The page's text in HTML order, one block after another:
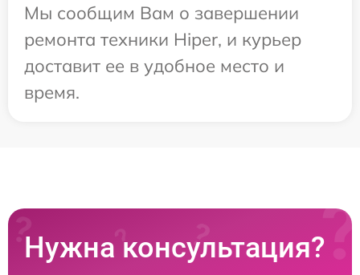
Мы сообщим Вам о завершении
ремонта техники Hiper, и курьер
доставит ее в удобное место и
время.
Нужна консультация?